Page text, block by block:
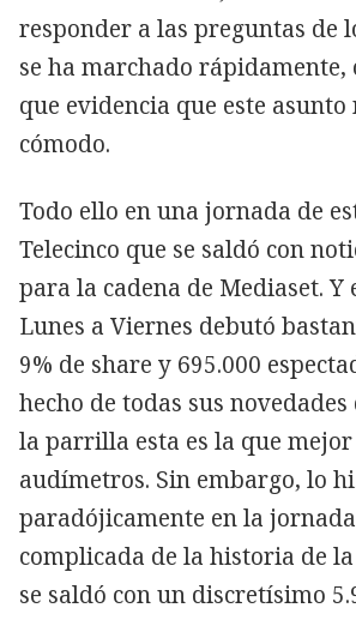
responder a las preguntas de
se ha marchado rápidamente,
que evidencia que este
cómodo.
Todo ello en una jornada de
Telecinco que se saldó con
para la cadena de Mediaset. Y
Lunes a Viernes debutó
9% de share y 695.000
hecho de todas sus
la parrilla esta es la que
audímetros. Sin embargo, lo
paradójicamente en la
complicada de la historia de
se saldó con un discretísimo